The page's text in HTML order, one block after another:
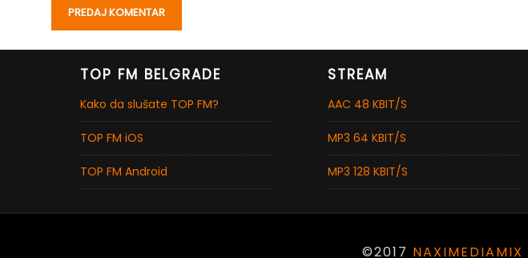
TOP FM BELGRADE
Kako da slušate TOP FM?
TOP FM iOS
TOP FM Android
STREAM
AAC 48 KBIT/S
MP3 64 KBIT/S
MP3 128 KBIT/S
©2017 NAXIMEDIAMIX